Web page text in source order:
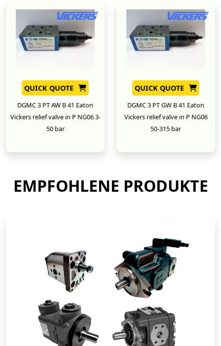
QUICK QUOTE
DGMC 3 PT AW B 41 Eaton
Vickers relief valve in P NG06 3-
50 bar
QUICK QUOTE
DGMC 3 PT GW B 41 Eaton
Vickers relief valve in P NG06
50-315 bar
EMPFOHLENE PRODUKTE